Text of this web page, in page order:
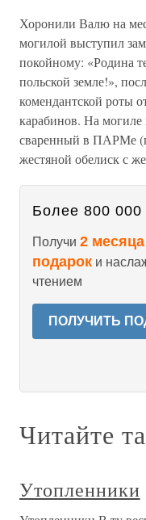
Хоронили Валю на
могилой выступил
покойному: «Родина
польской земле!»,
комендантской роты
карабинов. На могиле
сваренный в ПАРМе
жестяной обелиск с
Более 800 000
Получи 2
подарок и
чтением
ПОЛУЧИТЬ
Читайте
Утопленники